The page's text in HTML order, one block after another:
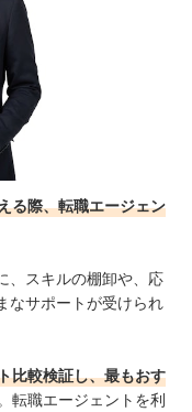
る際、転職エージェン
、スキルの棚卸や、応
なサポートが受けられ
比較検証し、最もおす
転職エージェントを利